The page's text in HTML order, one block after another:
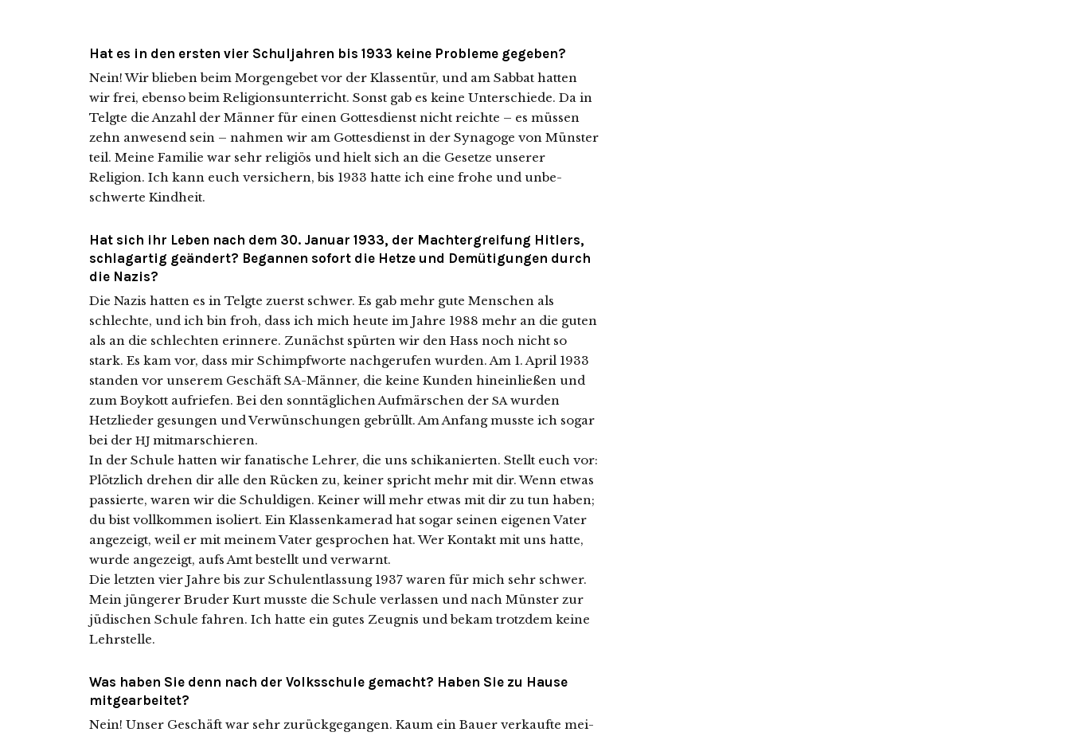
Hat es in den ersten vier Schuljahren bis 1933 keine Probleme gegeben?
Nein! Wir blie­ben beim Morgengebet vor der Klassentür, und am Sabbat hat­ten
wir frei, eben­so beim Religionsunterricht. Sonst gab es kei­ne Unterschiede. Da in
Telgte die Anzahl der Männer für einen Gottesdienst nicht reich­te – es müs­sen
zehn anwe­send sein – nah­men wir am Gottesdienst in der Synagoge von Münster
teil. Meine Familie war sehr reli­gi­ös und hielt sich an die Gesetze unse­rer
Religion. Ich kann euch ver­si­chern, bis 1933 hat­te ich eine fro­he und unbe­
schwer­te Kindheit.
Hat sich ihr Leben nach dem 30. Januar 1933, der Machtergreifung Hitlers,
schlagartig geändert? Begannen sofort die Hetze und Demütigungen durch
die Nazis?
Die Nazis hat­ten es in Telgte zuerst schwer. Es gab mehr gute Menschen als
schlech­te, und ich bin froh, dass ich mich heu­te im Jahre 1988 mehr an die guten
als an die schlech­ten erin­ne­re. Zunächst spür­ten wir den Hass noch nicht so
stark. Es kam vor, dass mir Schimpfworte nach­ge­ru­fen wur­den. Am 1. April 1933
stan­den vor unse­rem Geschäft SA-Männer, die kei­ne Kunden hin­ein­lie­ßen und
zum Boykott auf­rie­fen. Bei den sonn­täg­li­chen Aufmärschen der SAwur­den
Hetzlieder gesun­gen und Verwünschungen gebrüllt. Am Anfang muss­te ich sogar
bei der HJ mitmarschieren.
In der Schule hat­ten wir fana­ti­sche Lehrer, die uns schi­ka­nier­ten. Stellt euch vor:
Plötzlich dre­hen dir alle den Rücken zu, kei­ner spricht mehr mit dir. Wenn etwas
pas­sier­te, waren wir die Schuldigen. Keiner will mehr etwas mit dir zu tun haben;
du bist voll­kom­men iso­liert. Ein Klassenkamerad hat sogar sei­nen eige­nen Vater
ange­zeigt, weil er mit mei­nem Vater gespro­chen hat. Wer Kontakt mit uns hat­te,
wur­de ange­zeigt, aufs Amt bestellt und verwarnt.
Die letz­ten vier Jahre bis zur Schulentlassung 1937 waren für mich sehr schwer.
Mein jün­ge­rer Bruder Kurt muss­te die Schule ver­las­sen und nach Münster zur
jüdi­schen Schule fah­ren. Ich hat­te ein gutes Zeugnis und bekam trotz­dem kei­ne
Lehrstelle.
Was haben Sie denn nach der Volksschule gemacht? Haben Sie zu Hause
mitgearbeitet?
Nein! Unser Geschäft war sehr zurück­ge­gan­gen. Kaum ein Bauer ver­kauf­te mei­